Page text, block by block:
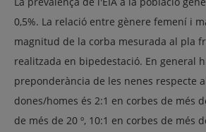
0,5%. La relació entre gènere femení i
magnitud de la corba mesurada al pla
realitzada en bipedestació. En general
preponderància de les nenes respecte
dones/homes és 2:1 en corbes de més
de més de 20 º, 10:1 en corbes de més